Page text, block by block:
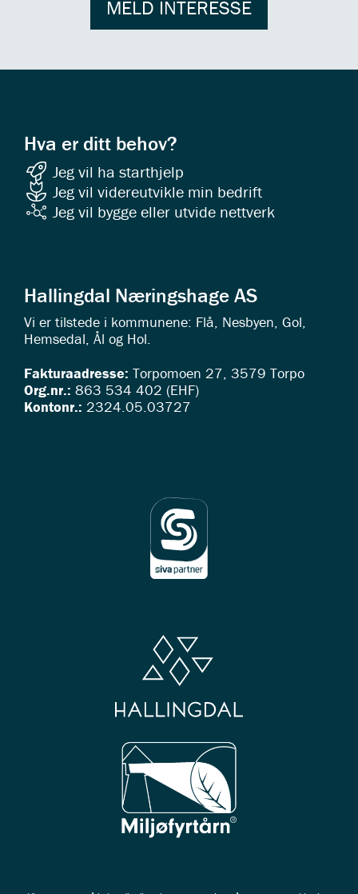
MELD INTERESSE
Hva er ditt behov?
Jeg vil ha starthjelp
Jeg vil videreutvikle min bedrift
Jeg vil bygge eller utvide nettverk
Hallingdal Næringshage AS
Vi er tilstede i kommunene: Flå, Nesbyen, Gol,
Hemsedal, Ål og Hol.
Fakturaadresse: Torpomoen 27, 3579 Torpo
Org.nr.: 863 534 402 (EHF)
Kontonr.: 2324.05.03727